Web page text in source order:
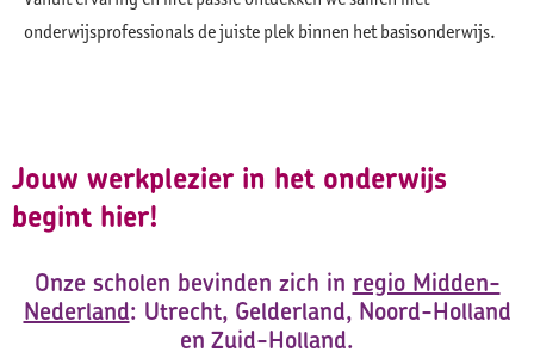
onderwijsprofessionals de juiste plek binnen het basisonderwijs.
Jouw werkplezier in het onderwijs
begint hier!
Onze scholen bevinden zich in regio Midden-
Nederland: Utrecht, Gelderland, Noord-Holland
en Zuid-Holland.